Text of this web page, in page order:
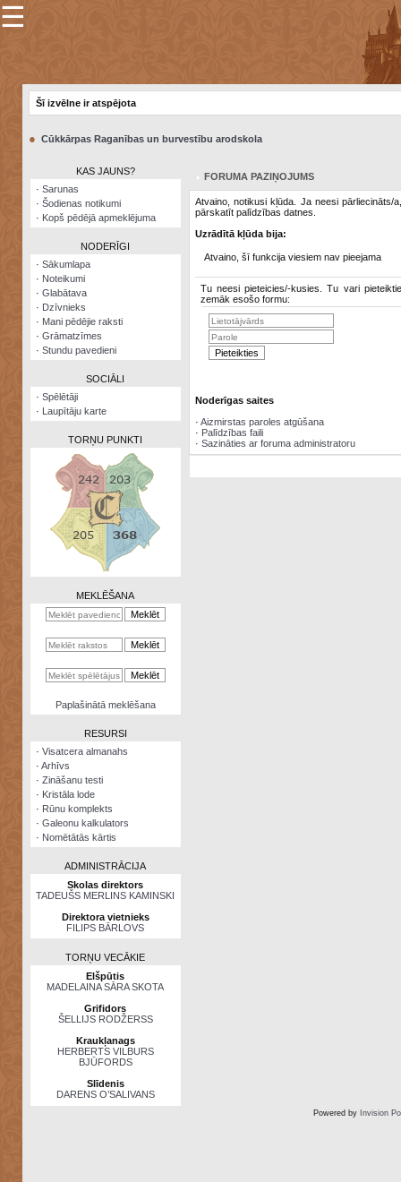
×
Šodienas
notikumi
Visatcera
almanahs
Arhīvs
Zināšanu
kalkulators
Nomētātās
☰
Šī izvēlne ir atspējota
● Cūkkārpas Raganības un burvestību arodskola
KAS JAUNS?
· Sarunas
· Šodienas notikumi
· Kopš pēdējā apmeklējuma
NODERĪGI
· Sākumlapa
· Noteikumi
· Glabātava
· Dzīvnieks
· Mani pēdējie raksti
· Grāmatzīmes
· Stundu pavedieni
SOCIĀLI
· Spēlētāji
· Laupītāju karte
TORŅU PUNKTI
MEKLĒŠANA
Paplašinātā meklēšana
RESURSI
· Visatcera almanahs
· Arhīvs
· Zināšanu testi
· Kristāla lode
· Rūnu komplekts
· Galeonu kalkulators
· Nomētātās kārtis
ADMINISTRĀCIJA
Skolas direktors
TADEUŠS MERLINS KAMINSKI
Direktora vietnieks
FILIPS BĀRLOVS
TORŅU VECĀKIE
Elšpūtis
MADELAINA SĀRA SKOTA
Grifidors
ŠELLIJS RODŽERSS
Kraukļanags
HERBERTS VILBURS
BJŪFORDS
Slīdenis
DARENS O’SALIVANS
FORUMA PAZIŅOJUMS
Atvaino, notikusi kļūda. Ja neesi pārliecināts/
pārskatīt palīdzības datnes.
Uzrādītā kļūda bija:
Atvaino, šī funkcija viesiem nav pieejama
Tu neesi pieteicies/-kusies. Tu vari
zemāk esošo formu:
Noderīgas saites
· Aizmirstas paroles atgūšana
· Palīdzības faili
· Sazināties ar foruma administratoru
Powered by Invision